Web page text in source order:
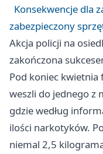
Konsekwencje dla
zabezpieczony
Akcja policji na
zakończona
Pod koniec
weszli do jednego z
gdzie według
ilości narkotyków.
niemal 2,5